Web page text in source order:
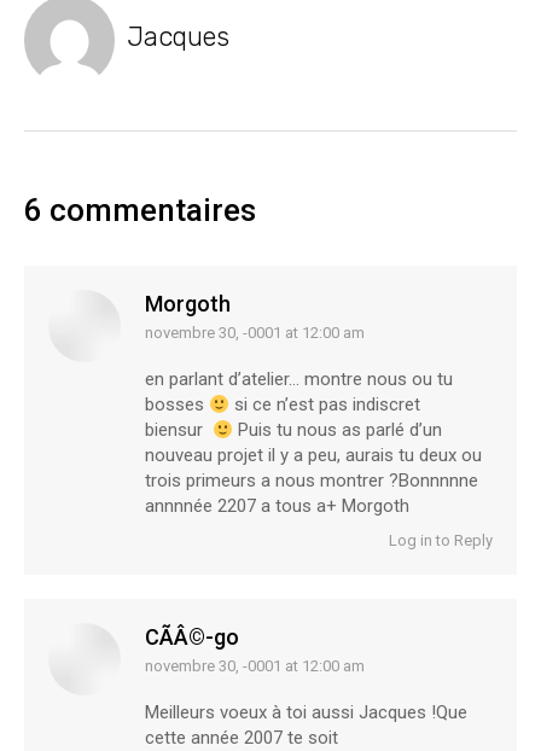
Jacques
6 commentaires
Morgoth
says:
novembre 30, -0001 at 12:00 am
en parlant d’atelier… montre nous ou tu
bosses
si ce n’est pas indiscret
biensur
Puis tu nous as parlé d’un
nouveau projet il y a peu, aurais tu deux ou
trois primeurs a nous montrer ?Bonnnnne
annnnée 2207 a tous a+ Morgoth
Log in to Reply
CÃÂ©-go
says:
novembre 30, -0001 at 12:00 am
Meilleurs voeux à toi aussi Jacques !Que
cette année 2007 te soit